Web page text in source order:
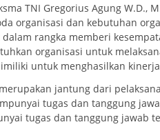
TNI Gregorius Agung W.D.,
organisasi dan kebutuhan
rangka memberi
organisasi untuk
untuk menghasilkan
jantung dari
tugas dan tanggung
tugas dan tanggung jawab